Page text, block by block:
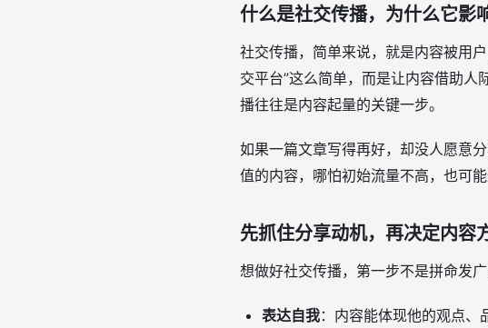
什么是社交传播，为什么它影
社交传播，简单来说，就是内容被用
交平台”这么简单，而是让内容借助
播往往是内容起量的关键一步。
如果一篇文章写得再好，却没人愿意
值的内容，哪怕初始流量不高，也可
先抓住分享动机，再决定内容
想做好社交传播，第一步不是拼命发
表达自我：内容能体现他的观点、